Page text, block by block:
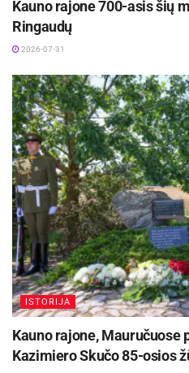
Kauno rajone 700-asis šių
Ringaudų
2026-07-31
ISTORIJA
Kauno rajone, Mauručuose
Kazimiero Skučo 85-osios